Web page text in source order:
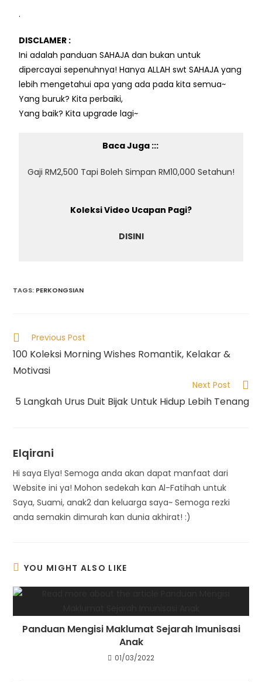
.
DISCLAMER :
Ini adalah panduan SAHAJA dan bukan untuk
dipercayai sepenuhnya! Hanya ALLAH swt SAHAJA yang
lebih mengetahui apa yang ada pada kita semua~
Yang buruk? Kita perbaiki,
Yang baik? Kita upgrade lagi~
Baca Juga :::
Gaji RM2,500 Tapi Boleh Simpan RM10,000 Setahun!
Koleksi Video Ucapan Pagi?
DISINI
TAGS: PERKONGSIAN
Previous Post
100 Koleksi Morning Wishes Romantik, Kelakar &
Motivasi
Next Post
5 Langkah Urus Duit Bijak Untuk Hidup Lebih Tenang
Elqirani
Hi saya Elya! Semoga anda akan dapat manfaat dari
Website ini ya! Mohon sedekah kan Al-Fatihah untuk
Saya, Suami, anak2 dan keluarga saya~ Semoga rezki
anda semakin dimurah kan dunia akhirat! :)
YOU MIGHT ALSO LIKE
Panduan Mengisi Maklumat Sejarah Imunisasi
Anak
01/03/2022